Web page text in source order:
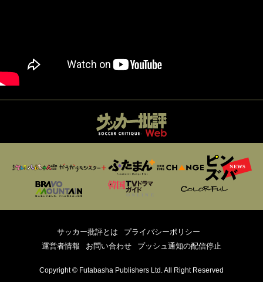
サッカー批評とは
プライバシーポリシー
運営者情報
お問い合わせ プッシュ通知の配信停止
Copyright © Futabasha Publishers Ltd. All Right Reserved